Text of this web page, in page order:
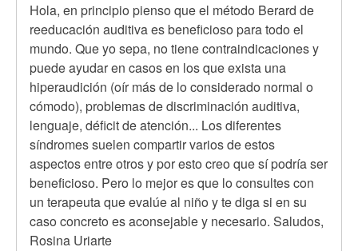
(no
verificado)
En
respuesta
a
HOLA
QUISIERA
SABER
SI
ESTE
por
Anónimo
(no
verificado)
Hola, en principio pienso que el método Berard de
reeducación auditiva es beneficioso para todo el
mundo. Que yo sepa, no tiene contraindicaciones y
puede ayudar en casos en los que exista una
hiperaudición (oír más de lo considerado normal o
cómodo), problemas de discriminación auditiva,
lenguaje, déficit de atención... Los diferentes
síndromes suelen compartir varios de estos
aspectos entre otros y por esto creo que sí podría ser
beneficioso. Pero lo mejor es que lo consultes con
un terapeuta que evalúe al niño y te diga si en su
caso concreto es aconsejable y necesario. Saludos,
Rosina Uriarte